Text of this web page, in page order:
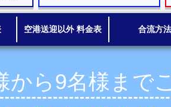
空港送迎以外 料金表 合流方法
から9名様まで